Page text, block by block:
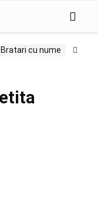
Bratari cu nume